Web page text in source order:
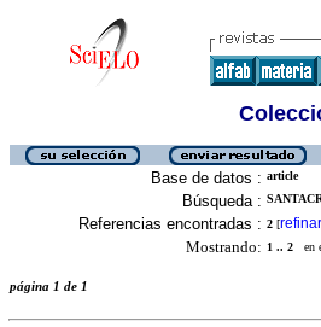
Base de datos : article
Búsqueda :
Referencias encontradas : 2 [refinar
Mostrando: 1 .. 2 en
página 1 de 1